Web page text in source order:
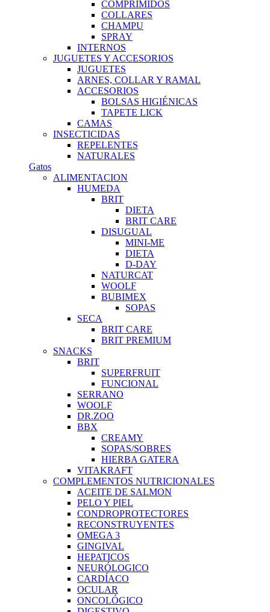
COMPRIMIDOS
COLLARES
CHAMPU
SPRAY
INTERNOS
JUGUETES Y ACCESORIOS
JUGUETES
ARNES, COLLAR Y RAMAL
ACCESORIOS
BOLSAS HIGIÉNICAS
TAPETE LICK
CAMAS
INSECTICIDAS
REPELENTES
NATURALES
Gatos
ALIMENTACION
HUMEDA
BRIT
DIETA
BRIT CARE
DISUGUAL
MINI-ME
DIETA
D-DAY
NATURCAT
WOOLF
BUBIMEX
SOPAS
SECA
BRIT CARE
BRIT PREMIUM
SNACKS
BRIT
SUPERFRUIT
FUNCIONAL
SERRANO
WOOLF
DR.ZOO
BBX
CREAMY
SOPAS/SOBRES
HIERBA GATERA
VITAKRAFT
COMPLEMENTOS NUTRICIONALES
ACEITE DE SALMON
PELO Y PIEL
CONDROPROTECTORES
RECONSTRUYENTES
OMEGA 3
GINGIVAL
HEPATICOS
NEURÓLOGICO
CARDÍACO
OCULAR
ONCOLÓGICO